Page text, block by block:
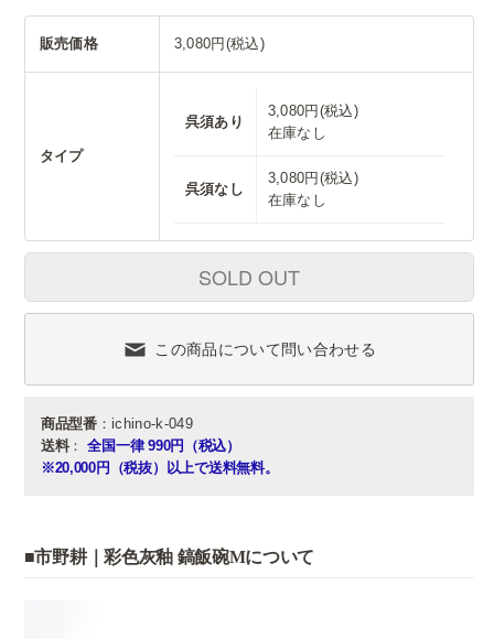
販売価格 3,080円(税込)
タイプ
呉須あり
3,080円(税込)
在庫なし
呉須なし
3,080円(税込)
在庫なし
SOLD OUT
この商品について問い合わせる
商品型番：ichino-k-049
送料： 全国一律 990円（税込）
※20,000円（税抜）以上で送料無料。
■市野耕｜彩色灰釉 鎬飯碗Mについて